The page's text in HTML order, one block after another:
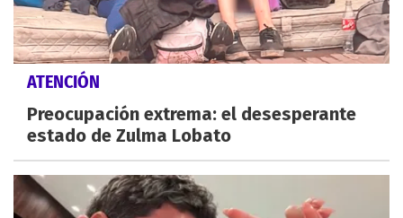
ATENCIÓN
Preocupación extrema: el desesperante
estado de Zulma Lobato